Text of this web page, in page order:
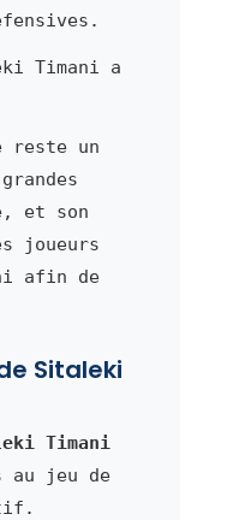
Timani a
reste un
et son
joueurs
afin de
Sitaleki
Timani
au jeu de